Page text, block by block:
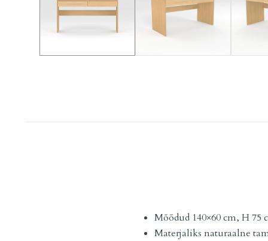
Mõõdud 140×60 cm, H 75
Materjaliks naturaalne